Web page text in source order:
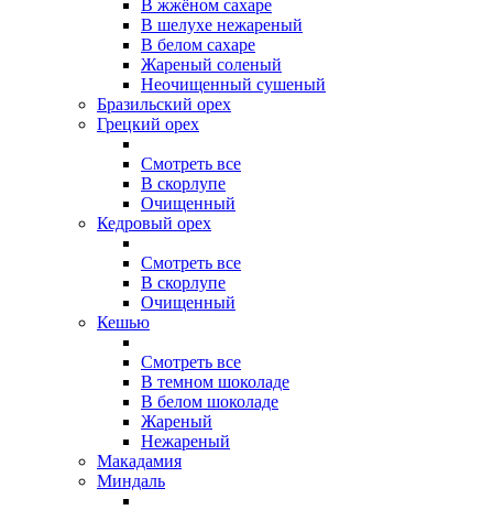
В жжёном сахаре
В шелухе нежареный
В белом сахаре
Жареный соленый
Неочищенный сушеный
Бразильский орех
Грецкий орех
Смотреть все
В скорлупе
Очищенный
Кедровый орех
Смотреть все
В скорлупе
Очищенный
Кешью
Смотреть все
В темном шоколаде
В белом шоколаде
Жареный
Нежареный
Макадамия
Миндаль